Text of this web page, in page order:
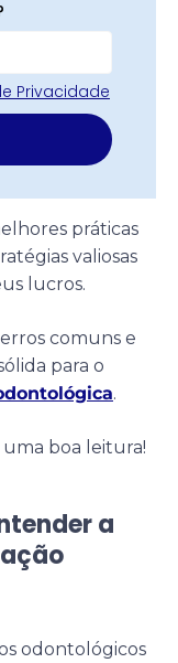
Privacidade
práticas
valiosas
lucros.
comuns e
para o
.
boa leitura!
a
odontológicos